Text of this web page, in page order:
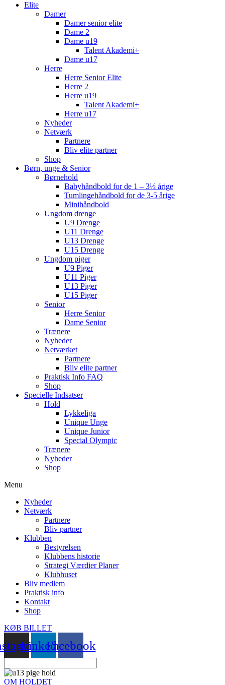
Elite
Damer
Damer senior elite
Dame 2
Dame u19
Talent Akademi+
Dame u17
Herre
Herre Senior Elite
Herre 2
Herre u19
Talent Akademi+
Herre u17
Nyheder
Netværk
Partnere
Bliv elite partner
Shop
Børn, unge & Senior
Børnehold
Babyhåndbold for de 1 – 3½ årige
Tumlingehåndbold for de 3-5 årige
Minihåndbold
Ungdom drenge
U9 Drenge
U11 Drenge
U13 Drenge
U15 Drenge
Ungdom piger
U9 Piger
U11 Piger
U13 Piger
U15 Piger
Senior
Herre Senior
Dame Senior
Trænere
Nyheder
Netværket
Partnere
Bliv elite partner
Praktisk Info FAQ
Shop
Specielle Indsatser
Hold
Lykkeliga
Unique Unge
Unique Junior
Special Olympic
Trænere
Nyheder
Shop
Menu
Nyheder
Netværk
Partnere
Bliv partner
Klubben
Bestyrelsen
Klubbens historie
Strategi Værdier Planer
Klubhuset
Bliv medlem
Praktisk info
Kontakt
Shop
KØB BILLET
LinkedinFacebook
OM HOLDET